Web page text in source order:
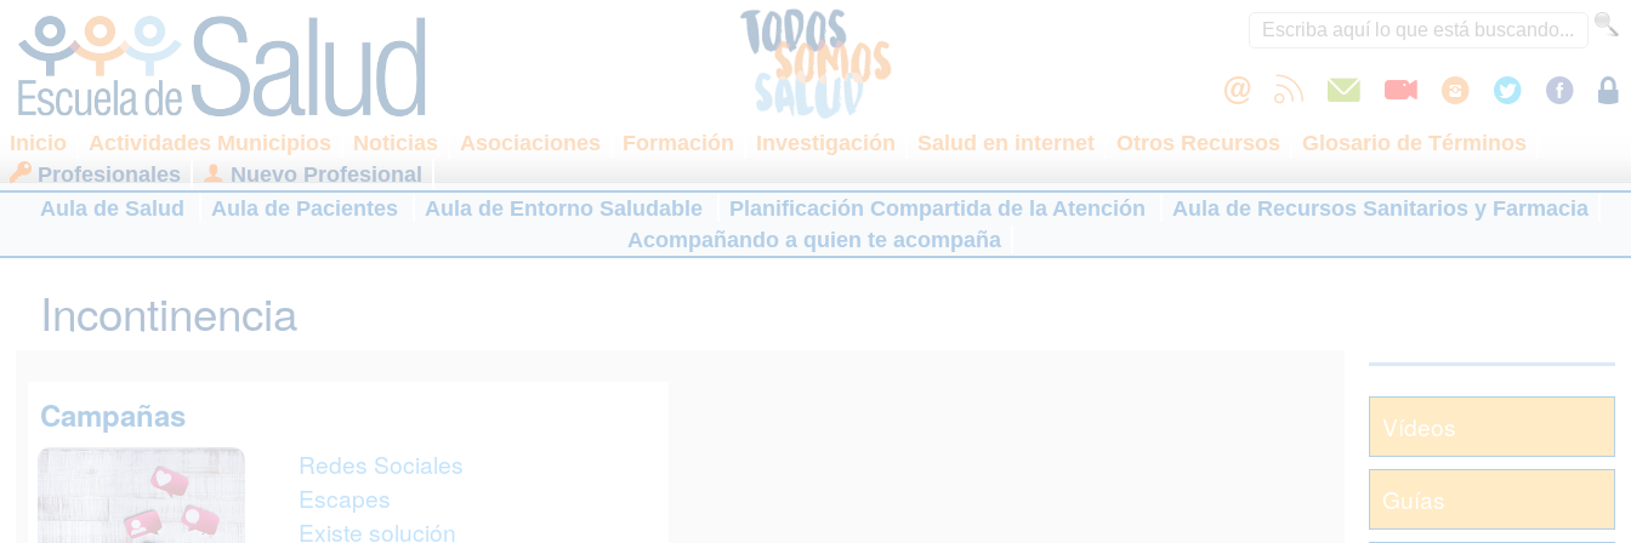
Inicio Actividades Municipios Noticias Asociaciones Formación Investigación Salud en internet Otros Recursos
Glosario de Términos
Profesionales
Nuevo Profesional
Aula de Salud
Aula de Pacientes Aula de Entorno Saludable Planificación Compartida de la Atención
Aula de Recursos Sanitarios y Farmacia
Acompañando a quien te acompaña
Incontinencia
Campañas
Redes Sociales
Escapes
Existe solución
Vídeos
Guías